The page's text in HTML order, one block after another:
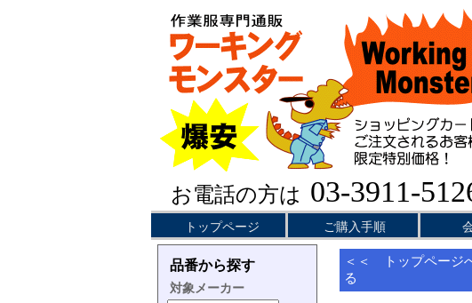
お電話の方は 03-3911-
トップページ ご購入手順
品番から探す
対象メーカー
＜＜ トップページ
る